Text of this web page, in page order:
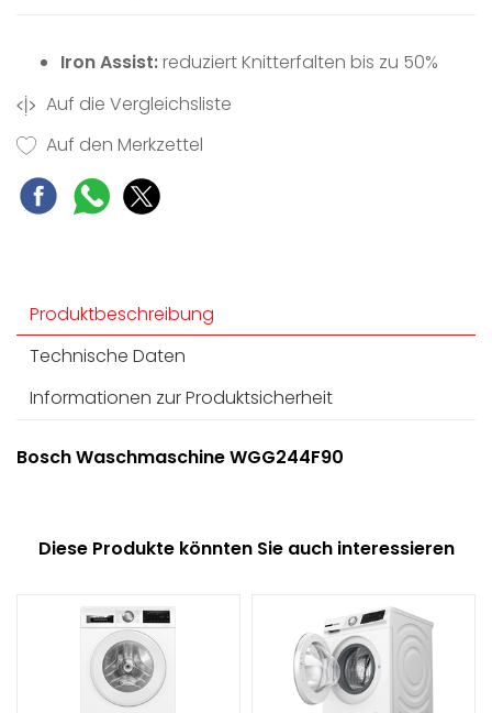
Iron Assist:reduziert Knitterfalten bis zu 50%
Auf die Vergleichsliste
Auf den Merkzettel
Produktbeschreibung
Technische Daten
Informationen zur Produktsicherheit
Bosch Waschmaschine WGG244F90
Diese Produkte könnten Sie auch interessieren